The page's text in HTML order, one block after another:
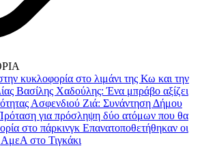
κυκλοφορία στο λιμάνι της Κω και την
Βασίλης Χαδούλης: Ένα μπράβο αξίζει
Ασφενδιού Ζιά: Συνάντηση Δήμου
Πρόταση για πρόσληψη δύο ατόμων που θα
στο πάρκινγκ Επανατοποθετήθηκαν οι
ΑμεΑ στο Τιγκάκι